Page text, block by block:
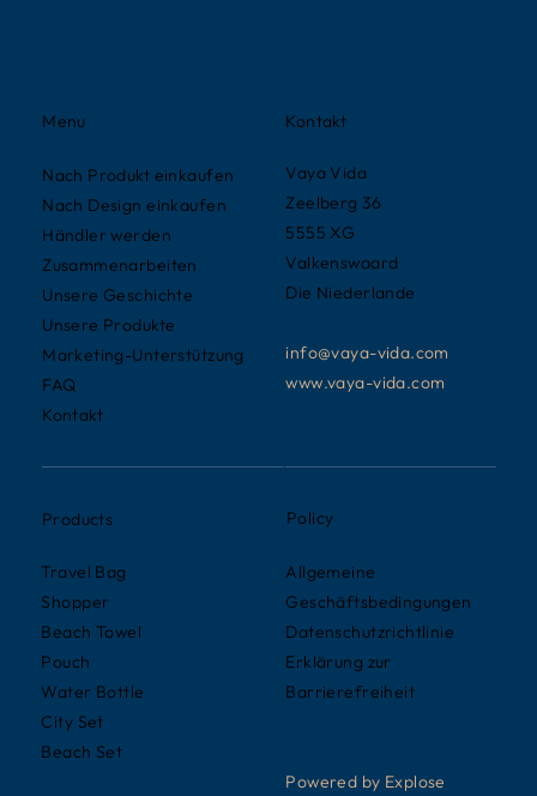
Kontakt
Vaya Vida
Zeelberg 36
5555 XG
Valkenswaard
Die Niederlande
info@vaya-vida.com
www.vaya-vida.com
Menu
Nach Produkt einkaufen
Nach Design einkaufen
Händler werden
Zusammenarbeiten
Unsere Geschichte
Unsere Produkte
Marketing-Unterstützung
FAQ
Kontakt
Products
Travel Bag
Shopper
Beach Towel
Pouch
Water Bottle
City Set
Beach Set
Policy
Allgemeine
Geschäftsbedingungen
Datenschutzrichtlinie
Erklärung zur
Barrierefreiheit
Powered by Explose